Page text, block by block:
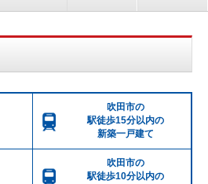
吹田市の
駅徒歩15分以内の
新築一戸建て
吹田市の
駅徒歩10分以内の